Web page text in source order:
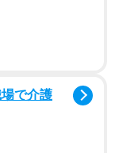
で介護